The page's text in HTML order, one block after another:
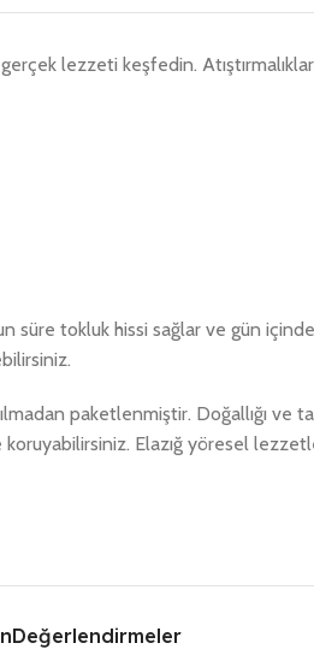
lezzeti keşfedin.
süre tokluk hissi sağlar ve gün
paketlenmiştir. Doğallığı
Elazığ yöresel
Değerlendirmeler